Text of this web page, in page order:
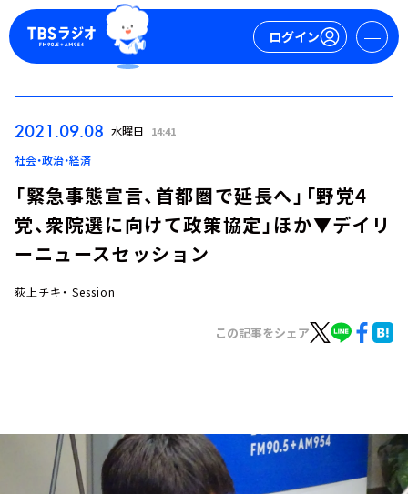
ログイン
イベント・グッズ
YouTube
会社情報
2021.09.08 水曜日 14:41
社会・政治・経済
「緊急事態宣言、首都圏で延長へ」「野党4
党、衆院選に向けて政策協定」ほか▼デイリ
ーニュースセッション
荻上チキ・ Session
この記事をシェア